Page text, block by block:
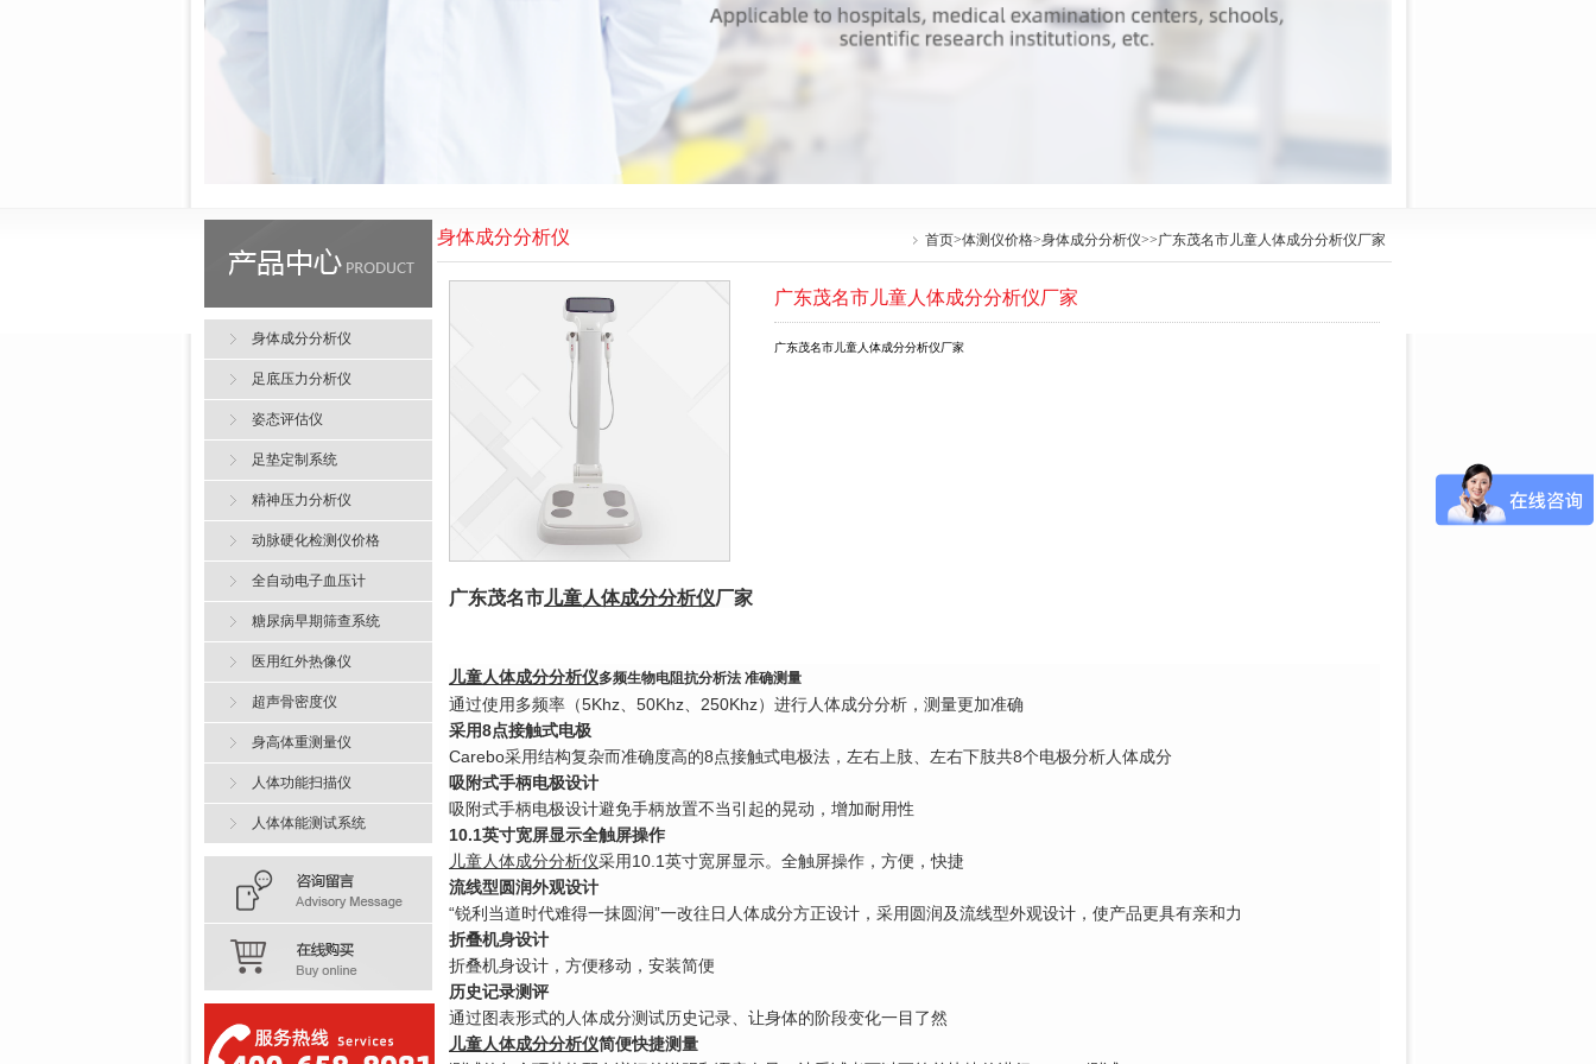
身体成分分析仪 首页>体测仪价格>身体成分分析仪>>广东茂名市儿童人体成分分析仪厂家
广东茂名市儿童人体成分分析仪厂家
广东茂名市儿童人体成分分析仪厂家
广东茂名市儿童人体成分分析仪厂家
儿童人体成分分析仪多频生物电阻抗分析法 准确测量
通过使用多频率（5Khz、50Khz、250Khz）进行人体成分分析，测量更加准确
采用8点接触式电极
Carebo采用结构复杂而准确度高的8点接触式电极法，左右上肢、左右下肢共8个电极分析人体成分
吸附式手柄电极设计
吸附式手柄电极设计避免手柄放置不当引起的晃动，增加耐用性
10.1英寸宽屏显示全触屏操作
儿童人体成分分析仪采用10.1英寸宽屏显示。全触屏操作，方便，快捷
流线型圆润外观设计
“锐利当道时代难得一抹圆润”一改往日人体成分方正设计，采用圆润及流线型外观设计， 使产品更具有亲和力
折叠机身设计
折叠机身设计，方便移动，安装简便
历史记录测评
通过图表形式的人体成分测试历史记录、让身体的阶段变化一目了然
儿童人体成分分析仪简便快捷测量
身体成分分析仪
足底压力分析仪
姿态评估仪
足垫定制系统
精神压力分析仪
动脉硬化检测仪价格
全自动电子血压计
糖尿病早期筛查系统
医用红外热像仪
超声骨密度仪
身高体重测量仪
人体功能扫描仪
人体体能测试系统